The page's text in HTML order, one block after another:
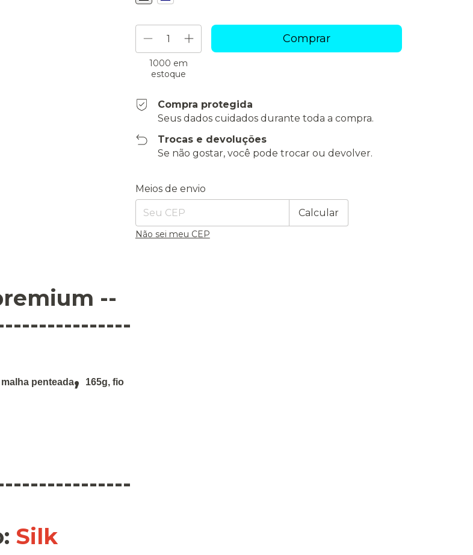
1000 em
estoque
Compra protegida
Seus dados cuidados durante toda a compra.
Trocas e devoluções
Se não gostar, você pode trocar ou devolver.
Entregas para o CEP:
Meios de envio
Calcular
Não sei meu CEP
--
malha penteada, 165g, fio
: Silk